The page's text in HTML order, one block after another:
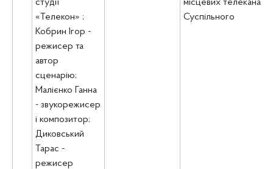
студії
«Телекон» ;
Кобрин Ігор -
режисер та
автор
сценарію;
Малієнко Ганна
- звукорежисер
і композитор;
Диковський
Тарас -
режисер
місцевих телеканалів
Суспільного